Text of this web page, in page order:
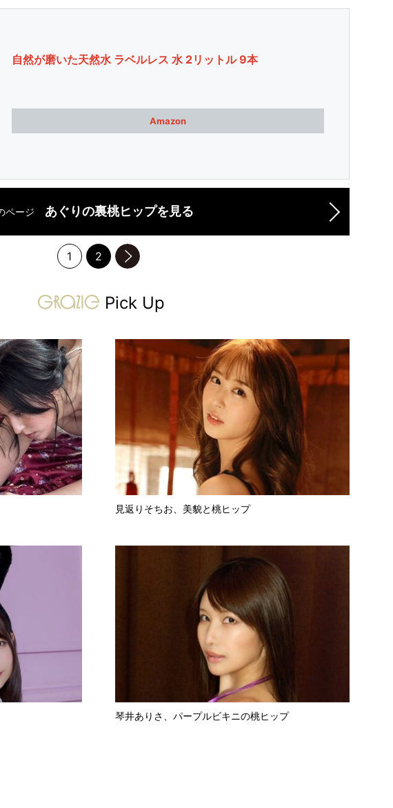
自然が磨いた天然水 ラベルレス 水 2リットル 9本
Amazon
ページ あぐりの裏桃ヒップを見る
1 2
次のページへ
gravure-grazie
Pick Up
見返りそちお、美貌と桃ヒップ
琴井ありさ、パープルビキニの桃ヒップ